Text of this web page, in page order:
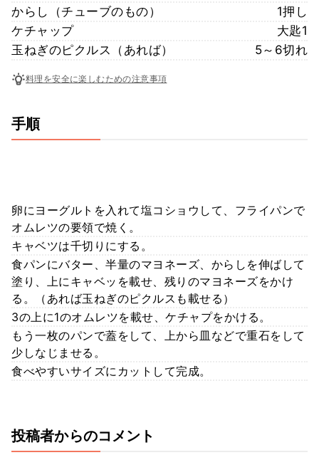
からし（チューブのもの）
1押し
ケチャップ
大匙1
玉ねぎのピクルス（あれば）
5～6切れ
料理を安全に楽しむための注意事項
手順
卵にヨーグルトを入れて塩コショウして、フライパンで
オムレツの要領で焼く。
キャベツは千切りにする。
食パンにバター、半量のマヨネーズ、からしを伸ばして
塗り、上にキャベッを載せ、残りのマヨネーズをかけ
る。（あれば玉ねぎのピクルスも載せる）
3の上に1のオムレツを載せ、ケチャプをかける。
もう一枚のパンで蓋をして、上から皿などで重石をして
少しなじませる。
食べやすいサイズにカットして完成。
投稿者からのコメント